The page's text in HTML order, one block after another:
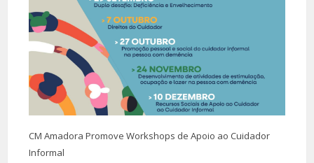
CM Amadora Promove Workshops de Apoio ao Cuidador
Informal